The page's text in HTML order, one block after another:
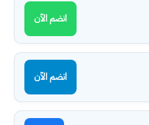
انضم الآن
انضم الآن